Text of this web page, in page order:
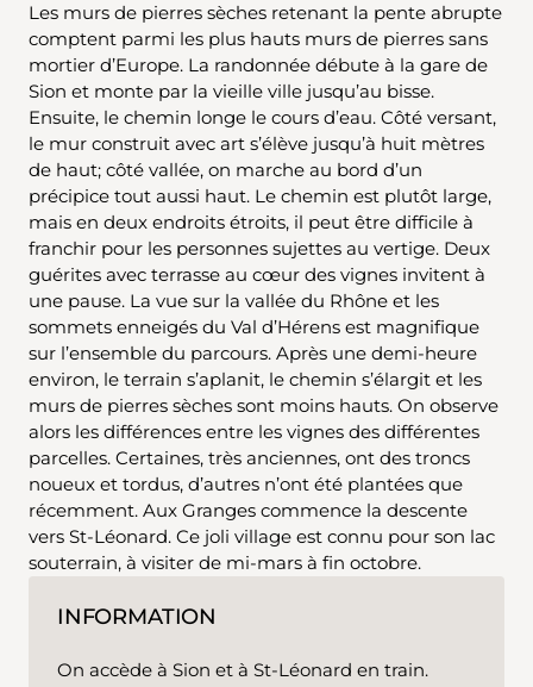
Les murs de pierres sèches retenant la pente abrupte
comptent parmi les plus hauts murs de pierres sans
mortier d’Europe. La randonnée débute à la gare de
Sion et monte par la vieille ville jusqu’au bisse.
Ensuite, le chemin longe le cours d’eau. Côté versant,
le mur construit avec art s’élève jusqu’à huit mètres
de haut; côté vallée, on marche au bord d’un
précipice tout aussi haut. Le chemin est plutôt large,
mais en deux endroits étroits, il peut être difficile à
franchir pour les personnes sujettes au vertige. Deux
guérites avec terrasse au cœur des vignes invitent à
une pause. La vue sur la vallée du Rhône et les
sommets enneigés du Val d’Hérens est magnifique
sur l’ensemble du parcours. Après une demi-heure
environ, le terrain s’aplanit, le chemin s’élargit et les
murs de pierres sèches sont moins hauts. On observe
alors les différences entre les vignes des différentes
parcelles. Certaines, très anciennes, ont des troncs
noueux et tordus, d’autres n’ont été plantées que
récemment. Aux Granges commence la descente
vers St-Léonard. Ce joli village est connu pour son lac
souterrain, à visiter de mi-mars à fin octobre.
INFORMATION
On accède à Sion et à St-Léonard en train.